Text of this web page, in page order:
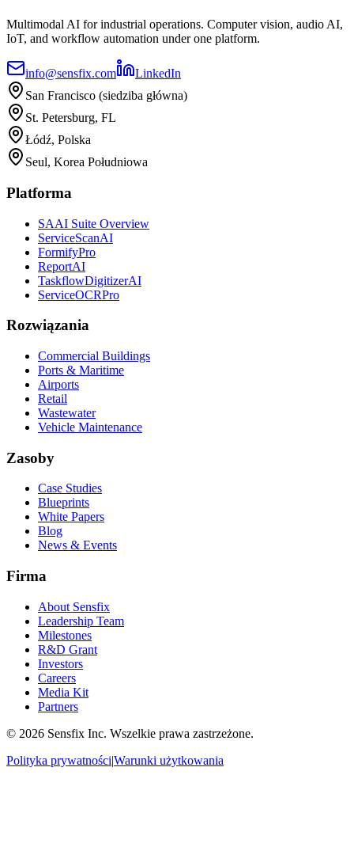
Multimodal AI for industrial operations. Computer vision, audio AI,
IoT, and workflow automation under one platform.
info@sensfix.com
LinkedIn
San Francisco (siedziba główna)
St. Petersburg, FL
Łódź, Polska
Seul, Korea Południowa
Platforma
SAAI Suite Overview
ServiceScanAI
FormifyPro
ReportAI
TaskflowDigitizerAI
ServiceOCRPro
Rozwiązania
Commercial Buildings
Ports & Maritime
Airports
Retail
Wastewater
Vehicle Maintenance
Zasoby
Case Studies
Blueprints
White Papers
Blog
News & Events
Firma
About Sensfix
Leadership Team
Milestones
R&D Grant
Investors
Careers
Media Kit
Partners
© 2026 Sensfix Inc. Wszelkie prawa zastrzeżone.
Polityka prywatności|Warunki użytkowania